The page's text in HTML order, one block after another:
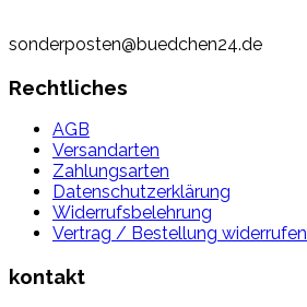
sonderposten@buedchen24.de
Rechtliches
AGB
Versandarten
Zahlungsarten
Datenschutzerklärung
Widerrufsbelehrung
Vertrag / Bestellung widerrufen
kontakt